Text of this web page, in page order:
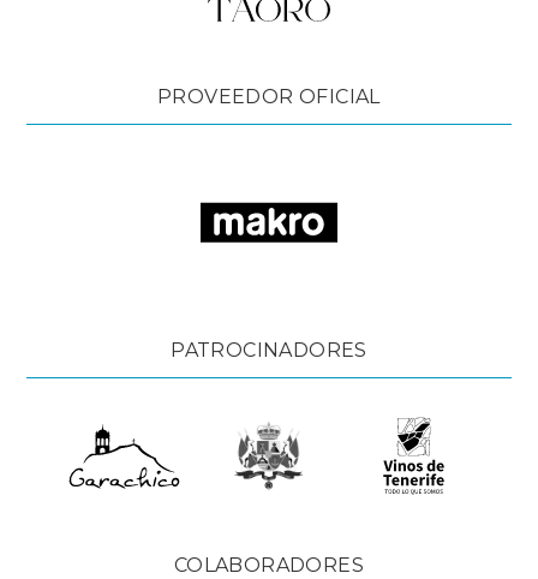
PROVEEDOR OFICIAL
PATROCINADORES
COLABORADORES